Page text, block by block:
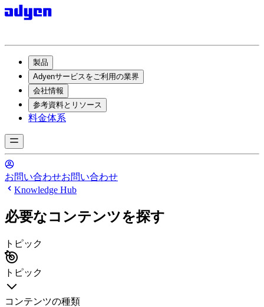
製品
Adyenサービスをご利用の業界
会社情報
参考資料とリソース
料金体系
お問い合わせお問い合わせ
Knowledge Hub
必要なコンテンツを探す
トピック
トピック
コンテンツの種類